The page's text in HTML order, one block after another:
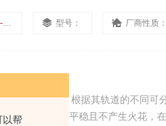
以帮
型号： 厂商性质：
流供电系统、根据其轨道的不同可
比较低，运行平稳且不产生火花，